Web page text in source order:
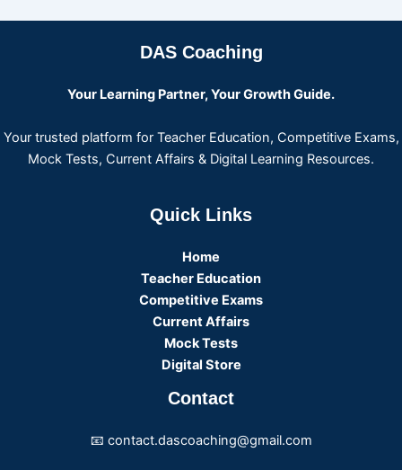
DAS Coaching
Your Learning Partner, Your Growth Guide.
Your trusted platform for Teacher Education, Competitive Exams,
Mock Tests, Current Affairs & Digital Learning Resources.
Quick Links
Home
Teacher Education
Competitive Exams
Current Affairs
Mock Tests
Digital Store
Contact
📧 contact.dascoaching@gmail.com